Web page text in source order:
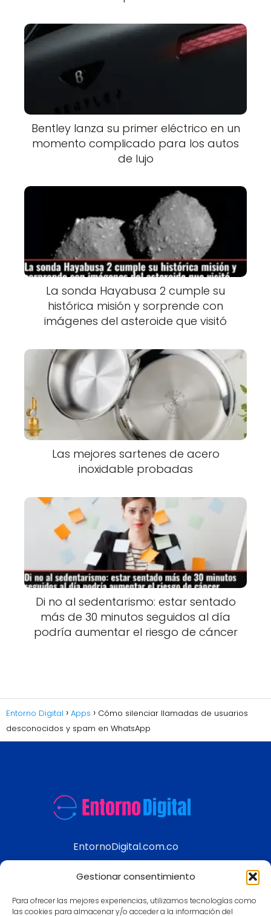
Gestionar consentimiento
Para ofrecer las mejores experiencias, utilizamos tecnologías como
las cookies para almacenar y/o acceder a la información del
Bentley lanza su primer eléctrico en un
momento complicado para los autos
de lujo
La sonda Hayabusa 2 cumple su
histórica misión y sorprende con
imágenes del asteroide que visitó
Las mejores sartenes de acero
inoxidable probadas
Di no al sedentarismo: estar sentado
más de 30 minutos seguidos al día
podría aumentar el riesgo de cáncer
Entorno Digital Apps
Cómo silenciar llamadas de usuarios
desconocidos y spam en WhatsApp
EntornoDigital.com.co
modernos
Aviso legal